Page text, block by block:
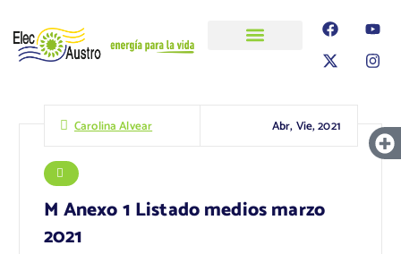
Carolina Alvear Abr, Vie, 2021
M Anexo 1 Listado medios marzo
2021